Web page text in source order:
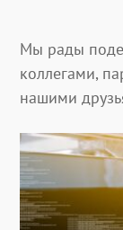
Мы рады
коллегами,
нашими